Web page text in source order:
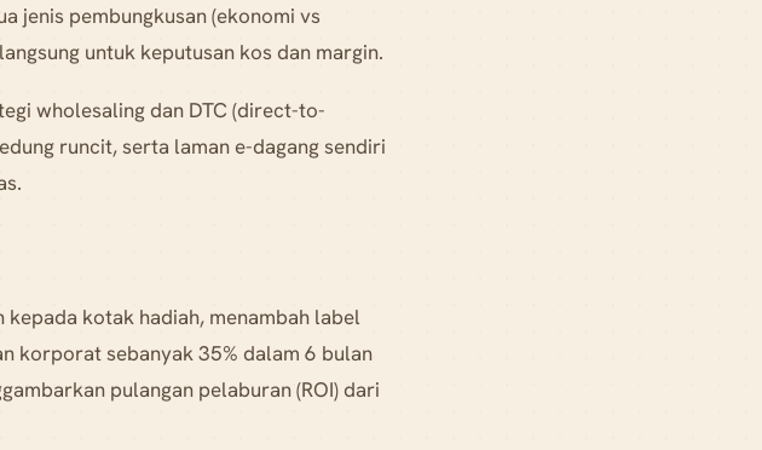
jenis pembungkusan (ekonomi vs
untuk keputusan kos dan margin.
wholesaling dan DTC (direct-to-
runcit, serta laman e-dagang sendiri
kotak hadiah, menambah label
korporat sebanyak 35% dalam 6 bulan
pulangan pelaburan (ROI) dari